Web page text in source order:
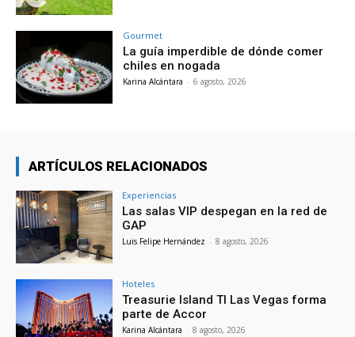
Gourmet
La guía imperdible de dónde comer
chiles en nogada
Karina Alcántara - 6 agosto, 2026
ARTÍCULOS RELACIONADOS
Experiencias
Las salas VIP despegan en la red de
GAP
Luis Felipe Hernández - 8 agosto, 2026
Hoteles
Treasurie Island TI Las Vegas forma
parte de Accor
Karina Alcántara - 8 agosto, 2026